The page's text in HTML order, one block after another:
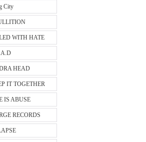
City
WITH HATE
HEAD
IT TOGETHER
IS ABUSE
RECORDS